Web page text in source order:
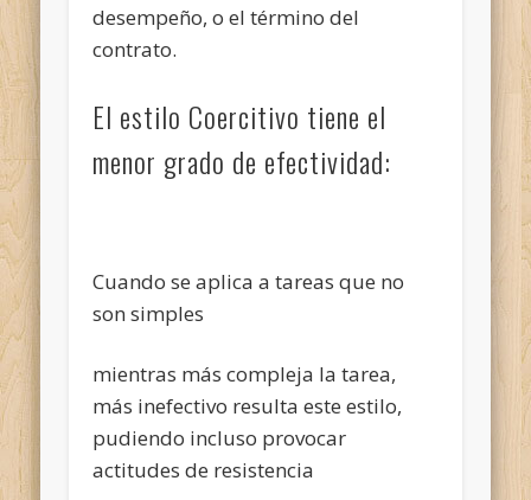
desempeño, o el término del
contrato.
El estilo Coercitivo tiene el
menor grado de efectividad:
Cuando se aplica a tareas que no
son simples
mientras más compleja la tarea,
más inefectivo resulta este estilo,
pudiendo incluso provocar
actitudes de resistencia